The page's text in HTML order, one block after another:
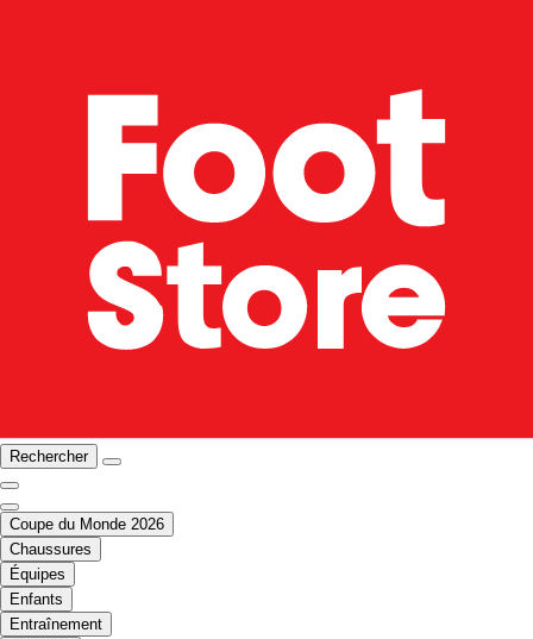
Rechercher
Coupe du Monde 2026
Chaussures
Équipes
Enfants
Entraînement